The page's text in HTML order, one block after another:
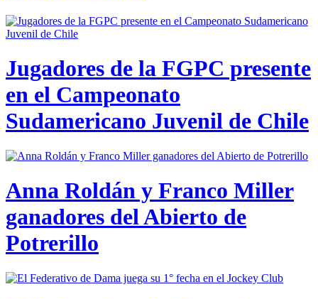
Jugadores de la FGPC presente
en el Campeonato
Sudamericano Juvenil de Chile
Anna Roldán y Franco Miller
ganadores del Abierto de
Potrerillo